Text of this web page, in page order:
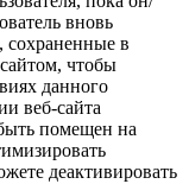
вновь
сохраненные в
чтобы
данного
веб-сайта
помещен на
деактивировать